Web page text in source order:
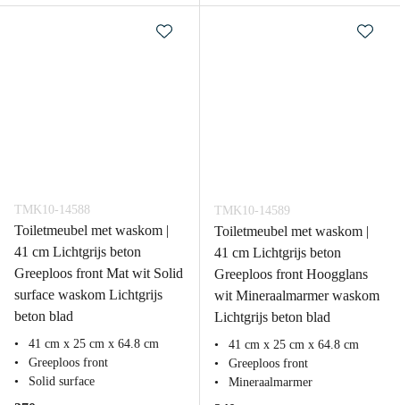
TMK10-14588
Toiletmeubel met waskom |
41 cm Lichtgrijs beton
Greeploos front Mat wit Solid
surface waskom Lichtgrijs
beton blad
41 cm x 25 cm x 64.8 cm
Greeploos front
Solid surface
TMK10-14589
Toiletmeubel met waskom |
41 cm Lichtgrijs beton
Greeploos front Hoogglans
wit Mineraalmarmer waskom
Lichtgrijs beton blad
41 cm x 25 cm x 64.8 cm
Greeploos front
Mineraalmarmer